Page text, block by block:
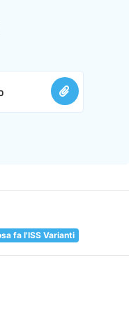
fa l'ISS Varianti